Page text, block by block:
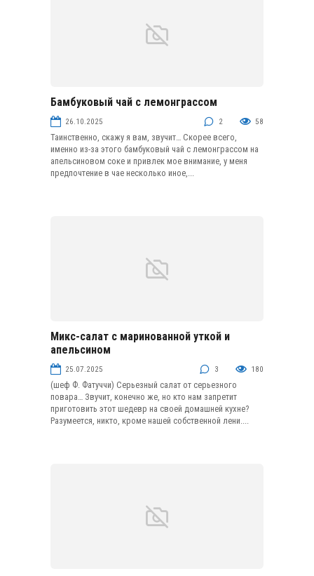
Чай
Бамбуковый чай с лемонграссом
26.10.2025 2 58
Таинственно, скажу я вам, звучит… Скорее всего,
именно из-за этого бамбуковый чай с лемонграссом на
апельсиновом соке и привлек мое внимание, у меня
предпочтение в чае несколько иное,...
Салаты с курицей (птицей)
Микс-салат с маринованной уткой и
апельсином
25.07.2025 3 180
(шеф Ф. Фатуччи) Серьезный салат от серьезного
повара… Звучит, конечно же, но кто нам запретит
приготовить этот шедевр на своей домашней кухне?
Разумеется, никто, кроме нашей собственной лени....